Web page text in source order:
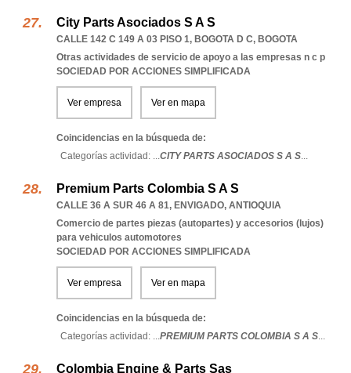
City Parts Asociados S A S
CALLE 142 C 149 A 03 PISO 1, BOGOTA D C, BOGOTA
Otras actividades de servicio de apoyo a las empresas n c p
SOCIEDAD POR ACCIONES SIMPLIFICADA
Ver empresa Ver en mapa
Coincidencias en la búsqueda de:
Categorías actividad: ...CITY PARTS ASOCIADOS S A S...
Premium Parts Colombia S A S
CALLE 36 A SUR 46 A 81, ENVIGADO, ANTIOQUIA
Comercio de partes piezas (autopartes) y accesorios (lujos)
para vehiculos automotores
SOCIEDAD POR ACCIONES SIMPLIFICADA
Ver empresa Ver en mapa
Coincidencias en la búsqueda de:
Categorías actividad: ...PREMIUM PARTS COLOMBIA S A S...
Colombia Engine & Parts Sas